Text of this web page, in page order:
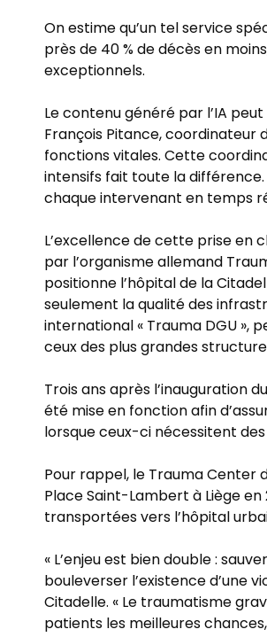
On estime qu’un tel service
près de 40 % de décès en
exceptionnels.
Le contenu généré par l’IA
François Pitance, coordinateur
fonctions vitales. Cette
intensifs fait toute la
chaque intervenant en temps
L’excellence de cette prise
par l’organisme allemand
positionne l’hôpital de la
seulement la qualité des
international « Trauma DGU
ceux des plus grandes
Trois ans après l’inauguration
été mise en fonction afin
lorsque ceux-ci nécessitent
Pour rappel, le Trauma Center
Place Saint-Lambert à Liège
transportées vers l’hôpital
« L’enjeu est bien double :
bouleverser l’existence d’une
Citadelle. « Le traumatisme
patients les meilleures